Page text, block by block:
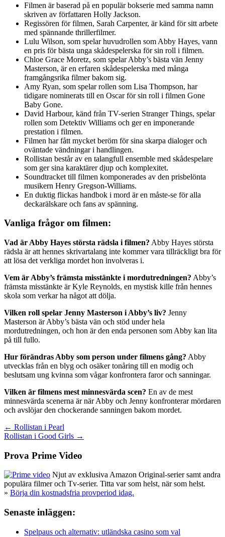
Filmen är baserad på en populär bokserie med samma namn
skriven av författaren Holly Jackson.
Regissören för filmen, Sarah Carpenter, är känd för sitt arbete
med spännande thrillerfilmer.
Lulu Wilson, som spelar huvudrollen som Abby Hayes, vann
en pris för bästa unga skådespelerska för sin roll i filmen.
Chloe Grace Moretz, som spelar Abby’s bästa vän Jenny
Masterson, är en erfaren skådespelerska med många
framgångsrika filmer bakom sig.
Amy Ryan, som spelar rollen som Lisa Thompson, har
tidigare nominerats till en Oscar för sin roll i filmen Gone
Baby Gone.
David Harbour, känd från TV-serien Stranger Things, spelar
rollen som Detektiv Williams och ger en imponerande
prestation i filmen.
Filmen har fått mycket beröm för sina skarpa dialoger och
oväntade vändningar i handlingen.
Rollistan består av en talangfull ensemble med skådespelare
som ger sina karaktärer djup och komplexitet.
Soundtracket till filmen komponerades av den prisbelönta
musikern Henry Gregson-Williams.
En duktig flickas handbok i mord är en måste-se för alla
deckarälskare och fans av spänning.
Vanliga frågor om filmen:
Vad är Abby Hayes största rädsla i filmen? Abby Hayes största
rädsla är att hennes skrivartalang inte kommer vara tillräckligt bra för
att lösa det verkliga mordet hon involveras i.
Vem är Abby’s främsta misstänkte i mordutredningen? Abby’s
främsta misstänkte är Kyle Reynolds, en mystisk kille från hennes
skola som verkar ha något att dölja.
Vilken roll spelar Jenny Masterson i Abby’s liv? Jenny
Masterson är Abby’s bästa vän och stöd under hela
mordutredningen, och hon är den enda personen som Abby kan lita
på till fullo.
Hur förändras Abby som person under filmens gång? Abby
utvecklas från en blyg och osäker tonåring till en modig och
beslutsam ung kvinna som vågar konfrontera faror och sanningar.
Vilken är filmens mest minnesvärda scen? En av de mest
minnesvärda scenerna är när Abby och Jenny konfronterar mördaren
och avslöjar den chockerande sanningen bakom mordet.
Inläggsnavigering
← Rollistan i Pearl
Rollistan i Good Girls →
Prova Prime Video
Njut av exklusiva Amazon Original-serier samt andra
populära filmer och Tv-serier. Titta var som helst, när som helst.
» Börja din kostnadsfria provperiod idag.
Senaste inläggen:
Spelpaus och alternativ: utländska casino som val